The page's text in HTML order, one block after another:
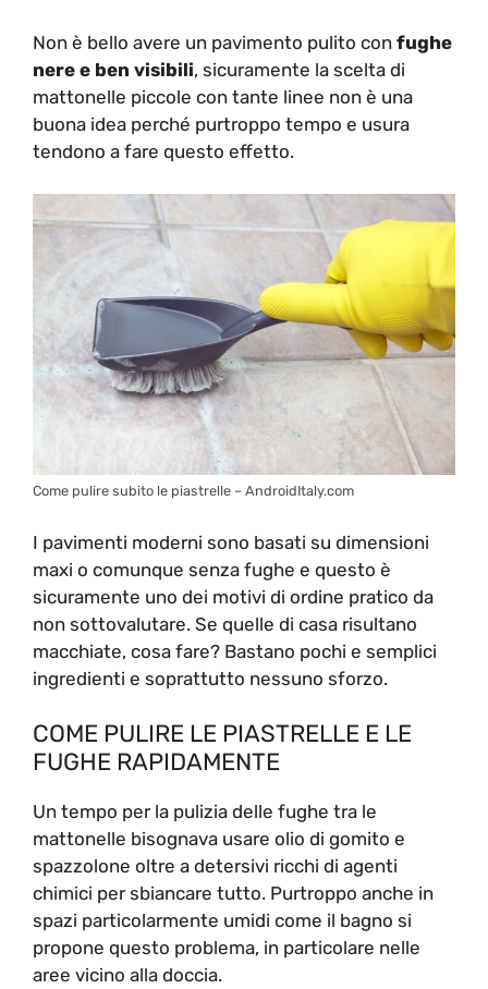
Non è bello avere un pavimento pulito con fughe
nere e ben visibili, sicuramente la scelta di
mattonelle piccole con tante linee non è una
buona idea perché purtroppo tempo e usura
tendono a fare questo effetto.
Come pulire subito le piastrelle – AndroidItaly.com
I pavimenti moderni sono basati su dimensioni
maxi o comunque senza fughe e questo è
sicuramente uno dei motivi di ordine pratico da
non sottovalutare. Se quelle di casa risultano
macchiate, cosa fare? Bastano pochi e semplici
ingredienti e soprattutto nessuno sforzo.
COME PULIRE LE PIASTRELLE E LE
FUGHE RAPIDAMENTE
Un tempo per la pulizia delle fughe tra le
mattonelle bisognava usare olio di gomito e
spazzolone oltre a detersivi ricchi di agenti
chimici per sbiancare tutto. Purtroppo anche in
spazi particolarmente umidi come il bagno si
propone questo problema, in particolare nelle
aree vicino alla doccia.